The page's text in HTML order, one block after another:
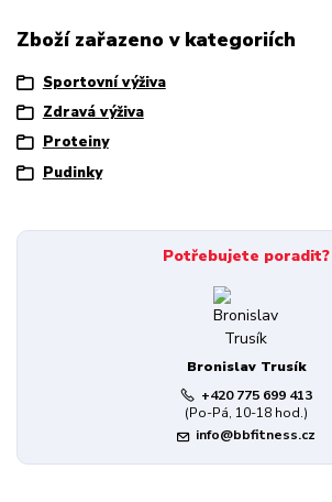
Zboží zařazeno v kategoriích
Sportovní výživa
Zdravá výživa
Proteiny
Pudinky
Potřebujete poradit?
Bronislav Trusík
+420 775 699 413
(Po-Pá, 10-18 hod.)
info@bbfitness.cz